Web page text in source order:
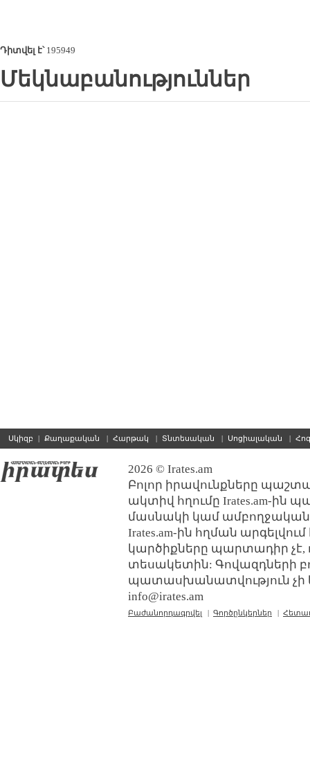
Դիտվել է՝195949
Մեկնաբանություններ
Սկիզբ | Քաղաքական | Հարթակ | Տնտեսական | Սոցիալական |
2026 © Irates.am
Բոլոր իրավունքները
ակտիվ հղումը Irates.am-ին
մասնակի կամ ամբողջական
Irates.am-ին հղման
կարծիքները պարտադիր չէ,
տեսակետին: Գովազդների
պատասխանատվություն չի
info@irates.am
Բաժանորդագրվել | Գործընկերներ |